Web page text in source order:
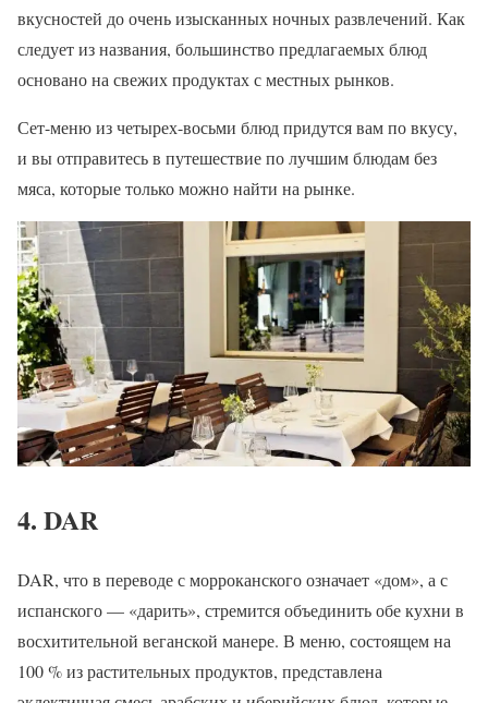
вкусностей до очень изысканных ночных развлечений. Как
следует из названия, большинство предлагаемых блюд
основано на свежих продуктах с местных рынков.
Сет-меню из четырех-восьми блюд придутся вам по вкусу,
и вы отправитесь в путешествие по лучшим блюдам без
мяса, которые только можно найти на рынке.
4. DAR
DAR, что в переводе с морроканского означает «дом», а с
испанского — «дарить», стремится объединить обе кухни в
восхитительной веганской манере. В меню, состоящем на
100 % из растительных продуктов, представлена